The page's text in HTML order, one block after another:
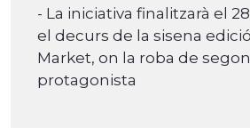
- La iniciativa finalitzarà el
el decurs de la sisena
Market, on la roba de
protagonista